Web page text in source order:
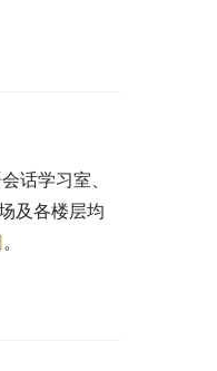
话学习室、
及各楼层均
。